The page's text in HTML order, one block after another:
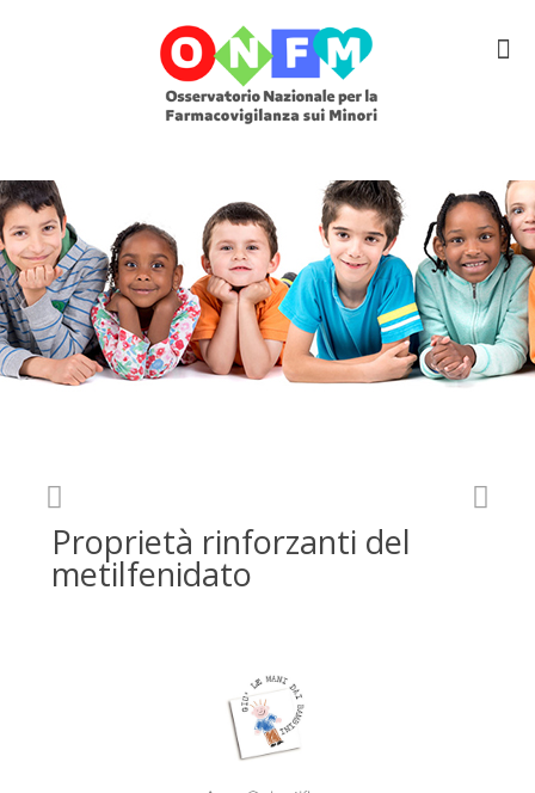
Proprietà rinforzanti del
metilfenidato